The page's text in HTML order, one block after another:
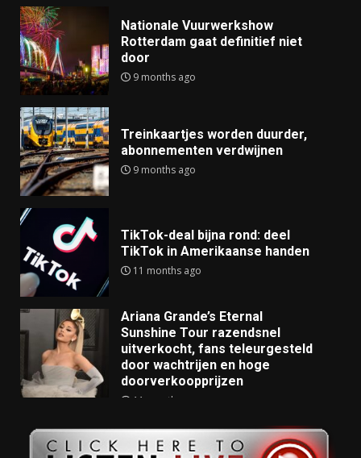
Nationale Vuurwerkshow
Rotterdam gaat definitief niet
door
9 months ago
Treinkaartjes worden duurder,
abonnementen verdwijnen
9 months ago
TikTok-deal bijna rond: deel
TikTok in Amerikaanse handen
11 months ago
Ariana Grande’s Eternal
Sunshine Tour razendsnel
uitverkocht, fans teleurgesteld
door wachtrijen en hoge
doorverkoopprijzen
11 months ago